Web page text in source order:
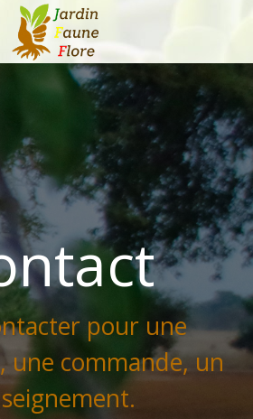
pour une
une commande, un